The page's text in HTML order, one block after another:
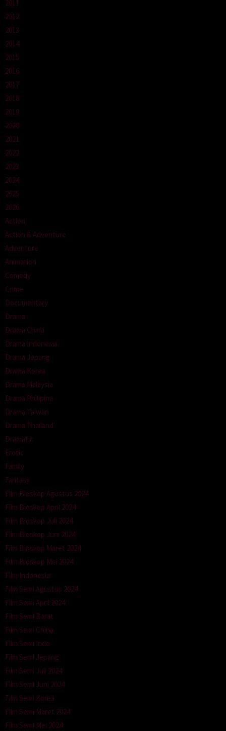
2011
2012
2013
2014
2015
2016
2017
2018
2019
2020
2021
2022
2023
2024
2025
2026
Action
Action & Adventure
Adventure
Animation
Comedy
Crime
Documentary
Drama
Drama China
Drama Indonesia
Drama Jepang
Drama Korea
Drama Malaysia
Drama Philipina
Drama Taiwan
Drama Thailand
Dramatic
Erotic
Family
Fantasy
Film Bioskop Agustus 2024
Film Bioskop April 2024
Film Bioskop Juli 2024
Film Bioskop Juni 2024
Film Bioskop Maret 2024
Film Bioskop Mei 2024
Film Indonesia
Film Semi Agustus 2024
Film Semi April 2024
Film Semi Barat
Film Semi China
Film Semi Indo
Film Semi Jepang
Film Semi Juli 2024
Film Semi Juni 2024
Film Semi Korea
Film Semi Maret 2024
Film Semi Mei 2024